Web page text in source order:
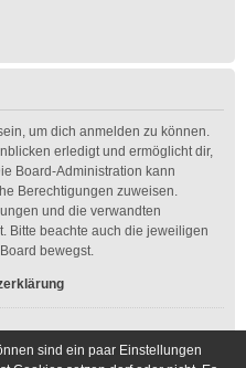
um dich anmelden zu können.
erledigt und ermöglicht dir,
Board-Administration kann
Berechtigungen zuweisen.
und die verwandten
Bitte beachte auch die jeweiligen
bewegst.
sind ein paar Einstellungen